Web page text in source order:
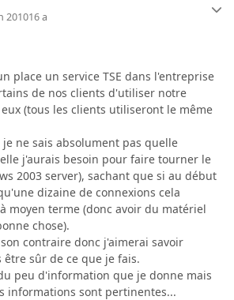
201016 a
place un service TSE dans l'entreprise
de nos clients d'utiliser notre
(tous les clients utiliseront le même
ne sais absolument pas quelle
j'aurais besoin pour faire tourner le
2003 server), sachant que si au début
dizaine de connexions cela
moyen terme (donc avoir du matériel
chose).
contraire donc j'aimerai savoir
sûr de ce que je fais.
peu d'information que je donne mais
informations sont pertinentes...